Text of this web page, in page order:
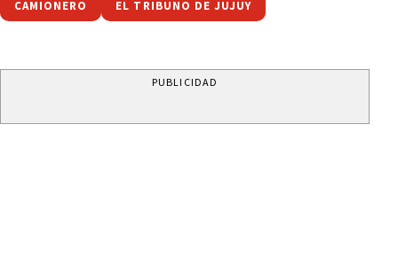
CAMIONERO EL TRIBUNO DE JUJUY
PUBLICIDAD